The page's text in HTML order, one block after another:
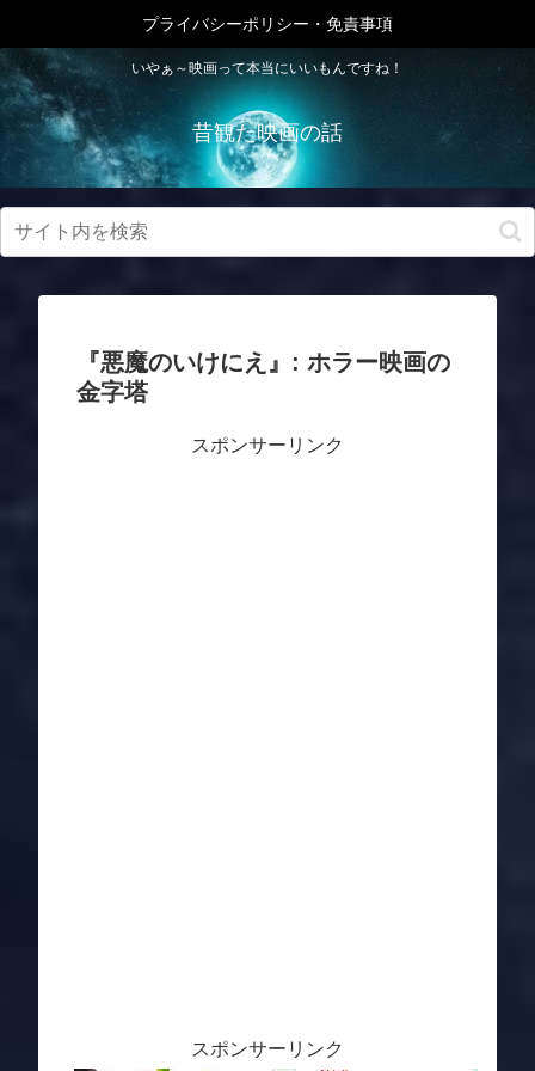
いやぁ～映画って本当にいいもんですね！
昔観た映画の話
プライバシーポリシー・免責事項
『悪魔のいけにえ』: ホラー映画の
金字塔
スポンサーリンク
スポンサーリンク